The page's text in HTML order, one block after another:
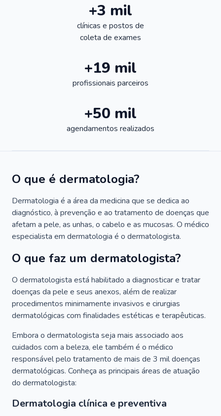
+3 mil
clínicas e postos de
coleta de exames
+19 mil
profissionais parceiros
+50 mil
agendamentos realizados
O que é dermatologia?
Dermatologia é a área da medicina que se dedica ao
diagnóstico, à prevenção e ao tratamento de doenças que
afetam a pele, as unhas, o cabelo e as mucosas. O médico
especialista em dermatologia é o dermatologista.
O que faz um dermatologista?
O dermatologista está habilitado a diagnosticar e tratar
doenças da pele e seus anexos, além de realizar
procedimentos minimamente invasivos e cirurgias
dermatológicas com finalidades estéticas e terapêuticas.
Embora o dermatologista seja mais associado aos
cuidados com a beleza, ele também é o médico
responsável pelo tratamento de mais de 3 mil doenças
dermatológicas. Conheça as principais áreas de atuação
do dermatologista:
Dermatologia clínica e preventiva